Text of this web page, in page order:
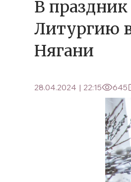
В
Литургию в
Нягани
28.04.2024 | 22:15 645